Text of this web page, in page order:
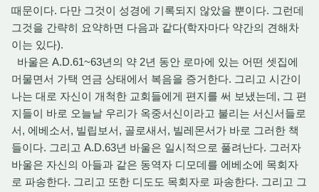
때문이다. 다만 그것이 성경에 기록되지 않았을 뿐이다. 그런데
그것을 간략히 요약하면 다음과 같다(학자마다 약간의 견해차
이는 있다).
바울은 A.D.61~63년의 약 2년 동안 로마에 있는 어떤 셋집에
머물면서 가택 연금 상태에서 복음을 증거한다. 그리고 시간이
나는 대로 자신이 개척한 교회들에게 편지를 써 보냈는데, 그 편
지들이 바로 오늘날 우리가 옥중서신이라고 불리는 서신서들로
서, 에베소서, 빌립보서, 골로새서, 빌레몬서가 바로 그러한 책
들이다. 그리고 A.D.63년 바울은 일시적으로 풀려난다. 그러자
바울은 자신의 아들과 같은 동역자 디모데를 에베소에 목회자
로 파송한다. 그리고 또한 디도도 목회자로 파송한다. 그리고 그